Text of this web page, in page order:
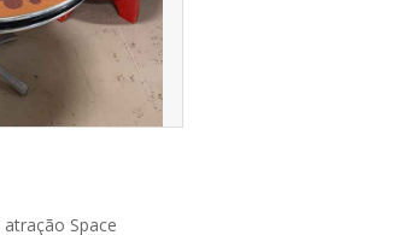
Space